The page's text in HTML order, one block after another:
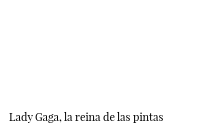
Lady Gaga, la reina de las pintas